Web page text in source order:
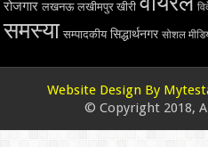
रोजगार लखनऊ लखीमपुर खीरी
समस्या सम्पादकीय सिद्धार्थनगर सोशल
Website Design By
© Copyright 2018,